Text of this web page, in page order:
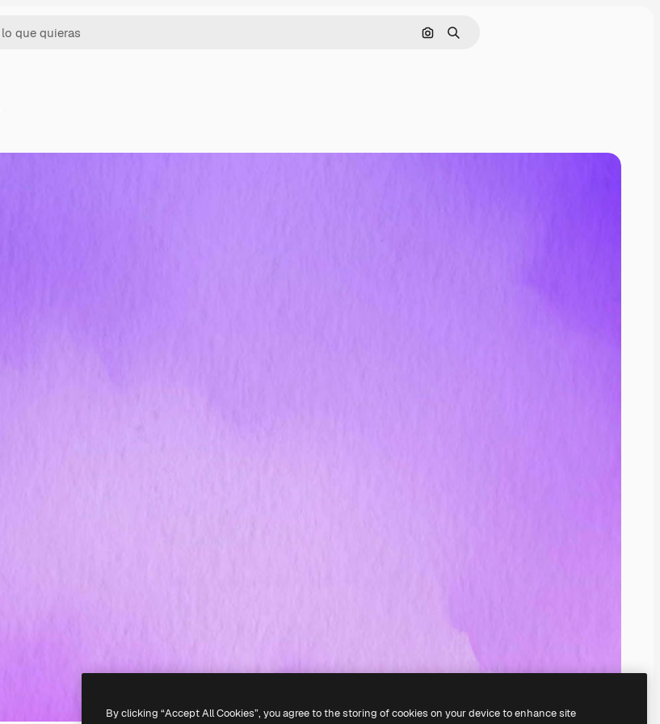
Buscar por imagen
Buscar
By clicking “Accept All Cookies”, you agree to the storing of cookies on your device to enhance site